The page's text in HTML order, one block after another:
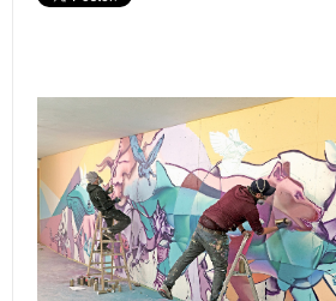
KUNDEN
KONTAKT